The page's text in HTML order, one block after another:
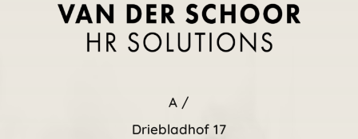
A /
Driebladhof 17